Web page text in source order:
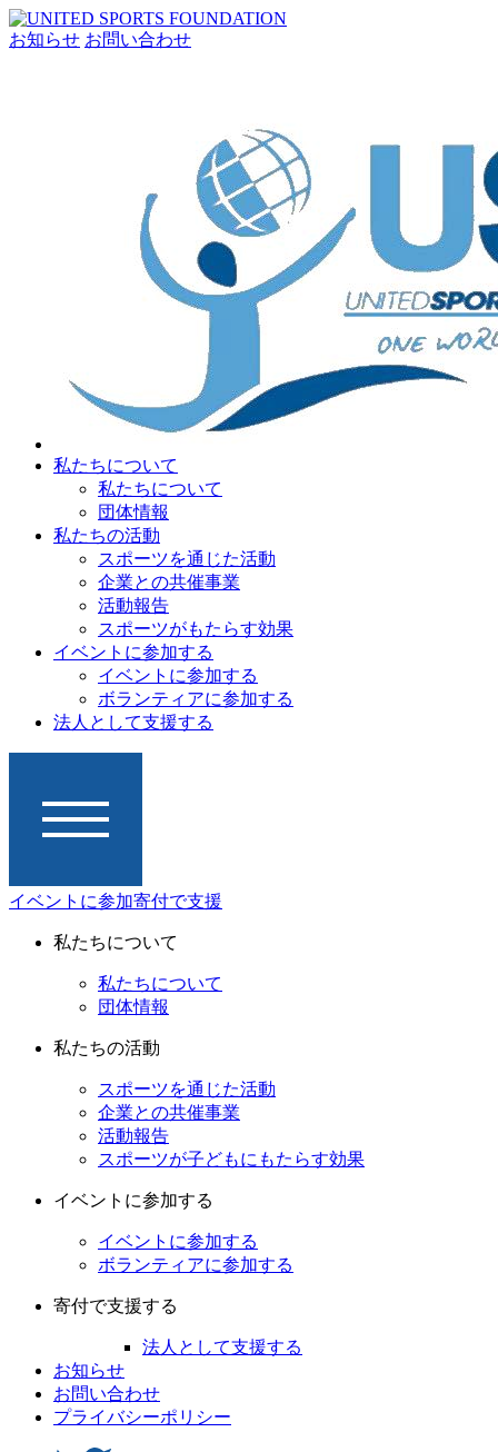
お知らせ お問い合わせ
私たちについて
私たちについて
団体情報
私たちの活動
スポーツを通じた活動
企業との共催事業
活動報告
スポーツがもたらす効果
イベントに参加する
イベントに参加する
ボランティアに参加する
法人として支援する
イベントに参加寄付で支援
私たちについて
私たちについて
団体情報
私たちの活動
スポーツを通じた活動
企業との共催事業
活動報告
スポーツが子どもにもたらす効果
イベントに参加する
イベントに参加する
ボランティアに参加する
寄付で支援する
法人として支援する
お知らせ
お問い合わせ
プライバシーポリシー